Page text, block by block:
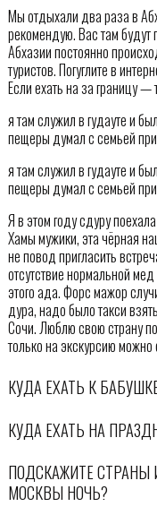
Мы отдыхали два раза в
рекомендую. Вас там
Абхазии постоянно
туристов. Погуглите в
Если ехать на за границу
я там служил в гудауте и
пещеры думал с семьей
я там служил в гудауте и
пещеры думал с семьей
Я в этом году сдуру
Хамы мужики, эта чёрная
не повод пригласить
отсутствие нормальной
этого ада. Форс мажор
дура, надо было такси
Сочи. Люблю свою страну
только на экскурсию можно
КУДА ЕХАТЬ К
КУДА ЕХАТЬ НА
ПОДСКАЖИТЕ СТРАНЫ
МОСКВЫ НОЧЬ?